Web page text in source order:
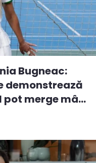
Bugneac:
demonstrează
merge mâ...